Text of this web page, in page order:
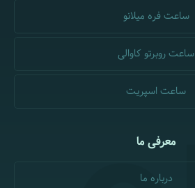
ساعت فره میلانو
ساعت روبرتو کاوالی
ساعت اسپریت
معرفی ما
درباره ما